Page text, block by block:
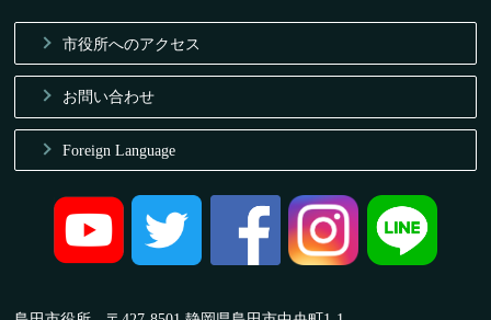
市役所へのアクセス
お問い合わせ
Foreign Language